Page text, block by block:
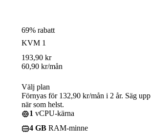
69% rabatt
KVM 1
193,90 kr
60,90 kr/mån
Välj plan
Förnyas för 132,90 kr/mån i 2 år. Säg upp
när som helst.
1 vCPU-kärna
4 GB RAM-minne